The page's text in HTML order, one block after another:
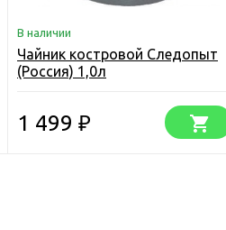
В наличии
Чайник костровой Следопыт
(Россия) 1,0л
1 499 ₽